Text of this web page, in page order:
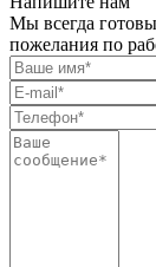
Мы всегда
пожелания по